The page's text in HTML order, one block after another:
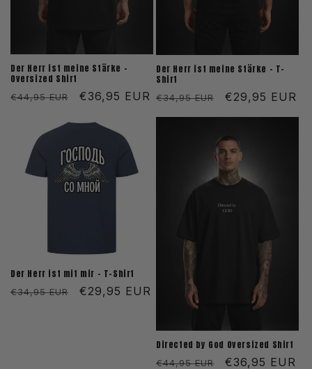
Der Herr ist meine Stärke -
Oversized Shirt
Normaler
€44,95 EUR Verkaufspreis
€36,95 EUR
Der Herr ist meine Stärke - T-
Shirt
Normaler
€34,95 EUR Verkaufspreis
€29,95 EUR
Der Herr ist mit mir - T-Shirt
Normaler
€34,95 EUR Verkaufspreis
€29,95 EUR
Directed by God Oversized Shirt
Normaler
€44,95 EUR Verkaufspreis
€36,95 EUR